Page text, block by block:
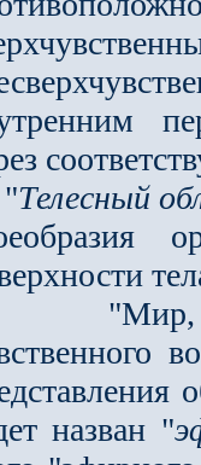
Телесный
из
назван "